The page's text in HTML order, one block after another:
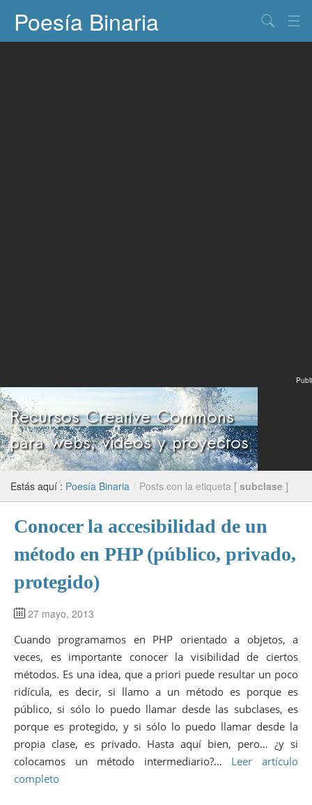
Poesía Binaria
Publi
Estás aquí : Poesía Binaria / Posts con la etiqueta [ subclase ]
Conocer la accesibilidad de un
método en PHP (público, privado,
protegido)
27 mayo, 2013
Cuando programamos en PHP orientado a objetos, a
veces, es importante conocer la visibilidad de ciertos
métodos. Es una idea, que a priori puede resultar un poco
ridícula, es decir, si llamo a un método es porque es
público, si sólo lo puedo llamar desde las subclases, es
porque es protegido, y si sólo lo puedo llamar desde la
propia clase, es privado. Hasta aquí bien, pero… ¿y si
colocamos un método intermediario?… Leer artículo
completo